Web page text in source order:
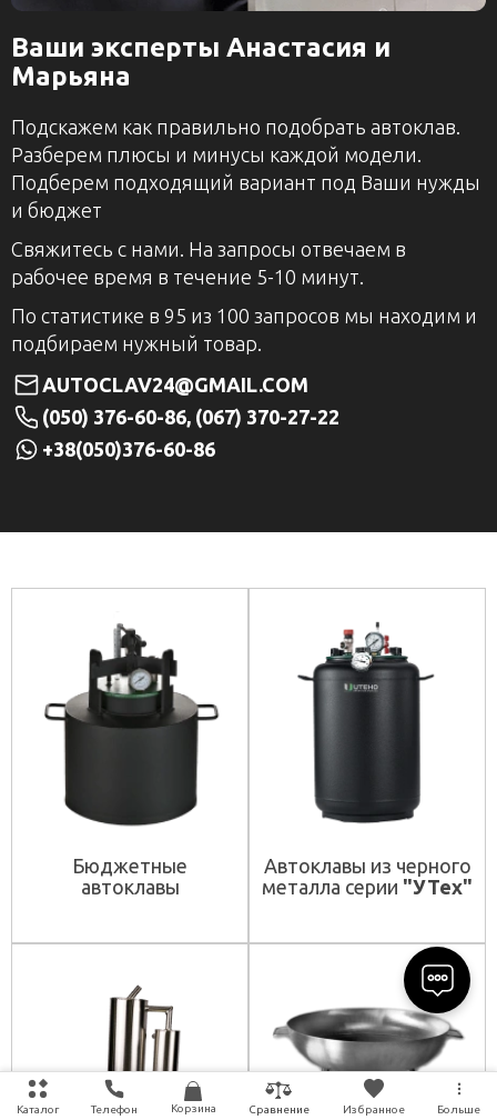
Каталог Телефон Корзина Сравнение Избранное Больше
Ваши эксперты Анастасия и
Марьяна
Подскажем как правильно подобрать автоклав.
Разберем плюсы и минусы каждой модели.
Подберем подходящий вариант под Ваши нужды
и бюджет
Свяжитесь с нами. На запросы отвечаем в
рабочее время в течение 5-10 минут.
По статистике в 95 из 100 запросов мы находим и
подбираем нужный товар.
AUTOCLAV24@GMAIL.COM
(050) 376-60-86, (067) 370-27-22
+38(050)376-60-86
Бюджетные
автоклавы
Автоклавы из черного
металла серии "УТех"